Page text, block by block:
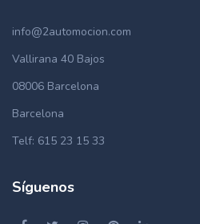
info@2automocion.com
Vallirana 40 Bajos
08006 Barcelona
Barcelona
Telf: 615 23 15 33
Síguenos